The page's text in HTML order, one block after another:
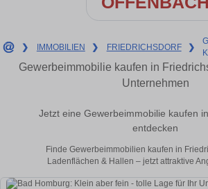
❯ IMMOBILIEN ❯ FRIEDRICHSDORF ❯
Gewerbeimmobilie kaufen in
Unternehmen
Jetzt eine Gewerbeimmobilie kaufen
entdecken
Finde Gewerbeimmobilien kaufen in
Ladenflächen & Hallen – jetzt attraktive